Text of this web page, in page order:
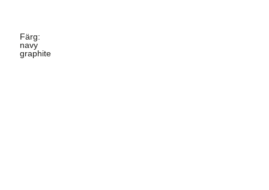
Färg:
navy
graphite